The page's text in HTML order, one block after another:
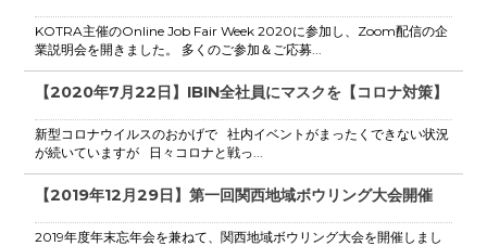
KOTRA主催のOnline Job Fair Week 2020に参加し、Zoom配信の企
業説明会を開きました。 多くのご参加＆ご応募...
【2020年7月22日】IBIN全社員にマスクを【コロナ対策】
新型コロナウイルスのおかげで 社内イベントがまったくできない状況
が続いていますが 日々コロナと戦っ...
【2019年12月29日】第一回関西地域ボウリング大会開催
2019年度年末忘年会を兼ねて、関西地域ボウリング大会を開催しまし